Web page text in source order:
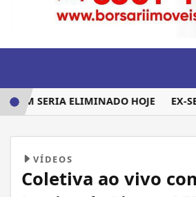
SERIA ELIMINADO HOJE EX-
VÍDEOS
Coletiva ao vivo